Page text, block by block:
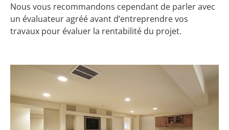
Nous vous recommandons cependant de parler avec
un évaluateur agréé avant d’entreprendre vos
travaux pour évaluer la rentabilité du projet.